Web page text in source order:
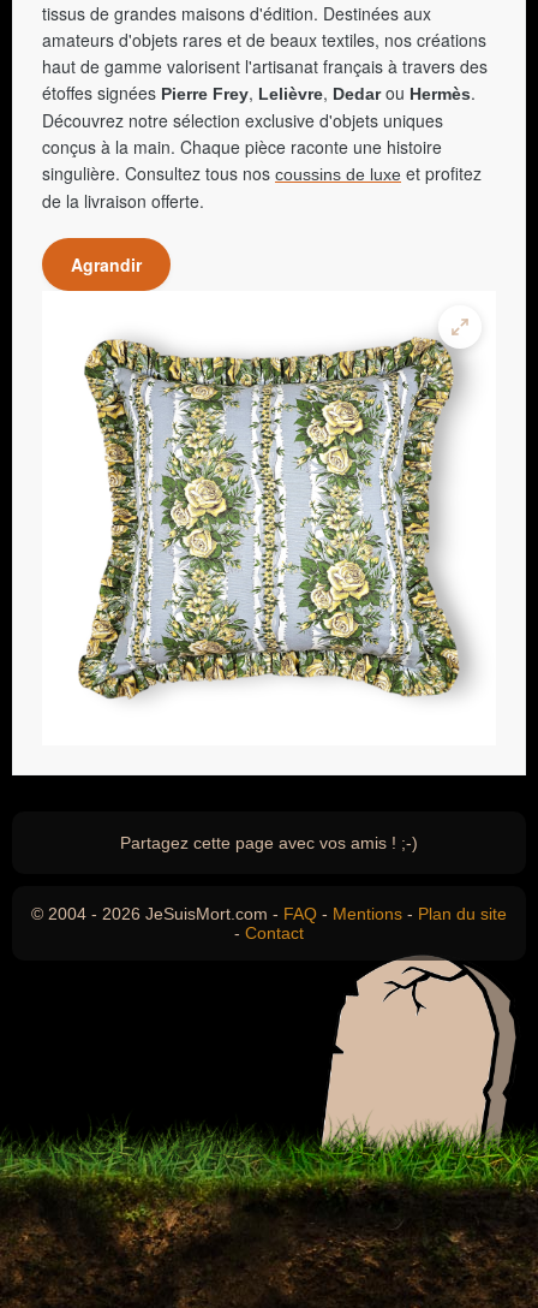
tissus de grandes maisons d'édition. Destinées aux
amateurs d'objets rares et de beaux textiles, nos créations
haut de gamme valorisent l'artisanat français à travers des
étoffes signées Pierre Frey, Lelièvre, Dedarou Hermès.
Découvrez notre sélection exclusive d'objets uniques
conçus à la main. Chaque pièce raconte une histoire
singulière. Consultez tous nos coussins de luxe et profitez
de la livraison offerte.
Agrandir
Partagez cette page avec vos amis ! ;-)
© 2004 - 2026 JeSuisMort.com - FAQ - Mentions - Plan du site
- Contact